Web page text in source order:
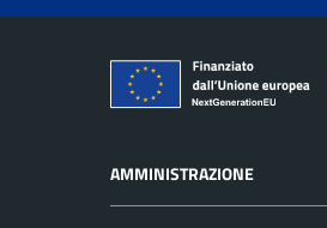
AMMINISTRAZIONE